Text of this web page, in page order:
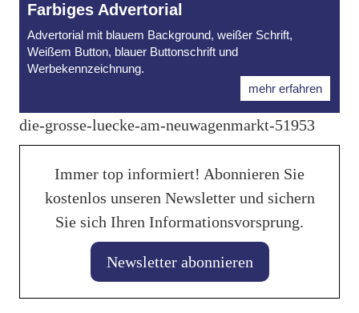
Farbiges Advertorial
Advertorial mit blauem Background, weißer Schrift,
Weißem Button, blauer Buttonschrift und
Werbekennzeichnung.
mehr erfahren
die-grosse-luecke-am-neuwagenmarkt-51953
Immer top informiert! Abonnieren Sie
kostenlos unseren Newsletter und sichern
Sie sich Ihren Informationsvorsprung.
Newsletter abonnieren
28. Januar 2026